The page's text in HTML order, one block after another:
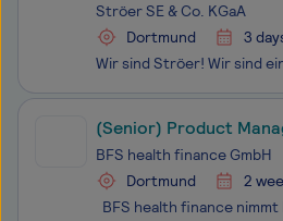
Ströer SE & Co. KGaA
Dortmund
3
(Senior) Product
BFS health finance GmbH
Dortmund
2